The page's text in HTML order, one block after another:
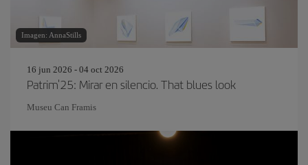
Imagen: AnnaStills
16 jun 2026 - 04 oct 2026
Patrim'25: Mirar en silencio. That blues look
Museu Can Framis